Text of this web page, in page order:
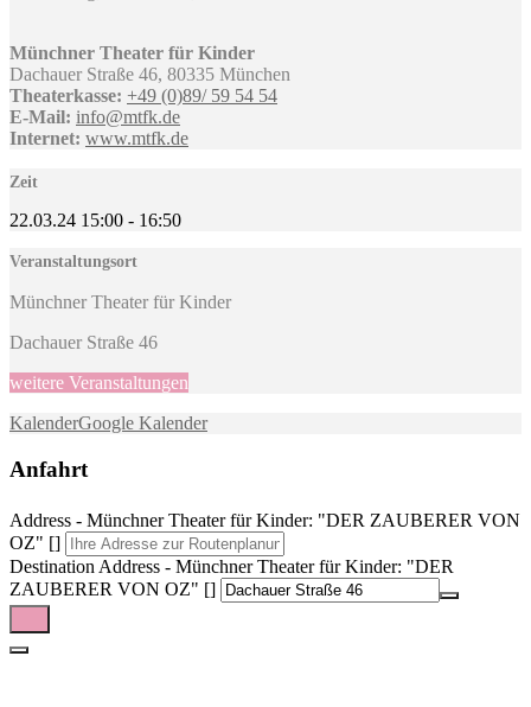
Münchner Theater für Kinder
Dachauer Straße 46, 80335 München
Theaterkasse: +49 (0)89/ 59 54 54
E-Mail: info@mtfk.de
Internet: www.mtfk.de
Zeit
22.03.24 15:00 - 16:50
Veranstaltungsort
Münchner Theater für Kinder
Dachauer Straße 46
weitere Veranstaltungen
KalenderGoogle Kalender
Anfahrt
Address - Münchner Theater für Kinder: "DER ZAUBERER VON
OZ" []
Destination Address - Münchner Theater für Kinder: "DER
ZAUBERER VON OZ" []